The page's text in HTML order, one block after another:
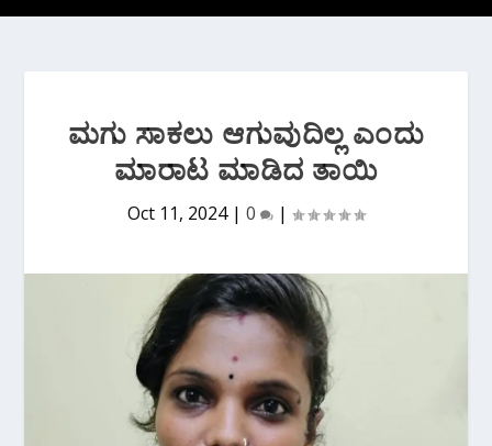
ಮಗು ಸಾಕಲು ಆಗುವುದಿಲ್ಲ ಎಂದು
ಮಾರಾಟ ಮಾಡಿದ ತಾಯಿ
Oct 11, 2024| 0 |